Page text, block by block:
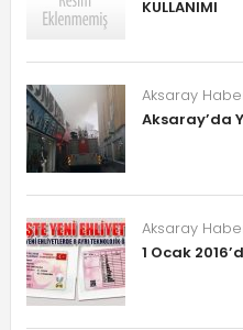
KULLANIMI
Aksaray
Aksaray’da
Aksaray
1 Ocak